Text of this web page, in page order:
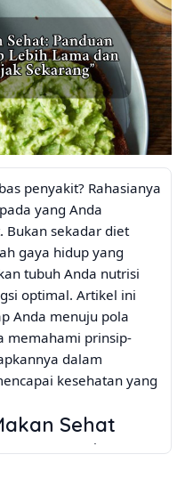
penyakit? Rahasianya
yang Anda
Bukan sekadar diet
gaya hidup yang
tubuh Anda nutrisi
optimal. Artikel ini
Anda menuju pola
memahami prinsip-
dalam
kesehatan yang
Sehat
pantangan ketat,